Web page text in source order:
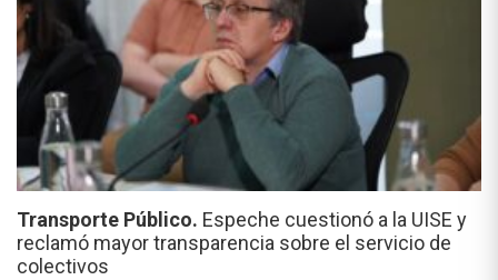
Transporte Público. Espeche cuestionó a la UISE y
reclamó mayor transparencia sobre el servicio de
colectivos